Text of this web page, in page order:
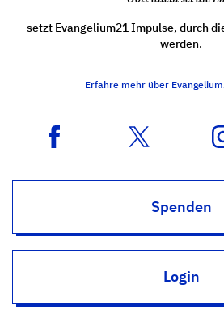
setzt Evangelium21 Impulse, durch
werden.
Erfahre mehr über
Spenden
Login